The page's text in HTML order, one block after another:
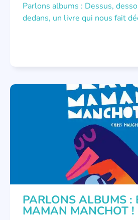
Parlons albums : Dessus,
dedans, un livre qui nous fait
PARLONS ALBUMS
PARLONS ALBUMS :
MAMAN MANCHOT !